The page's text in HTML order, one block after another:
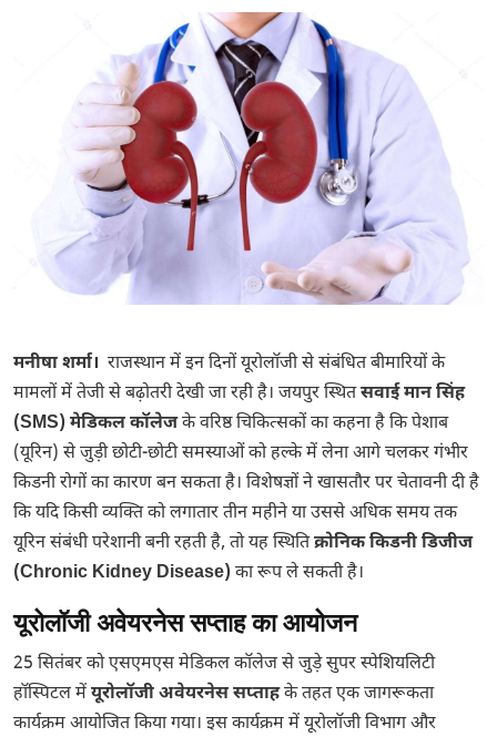
मनीषा शर्मा। राजस्थान में इन दिनों यूरोलॉजी से संबंधित बीमारियों के
मामलों में तेजी से बढ़ोतरी देखी जा रही है। जयपुर स्थितसवाई मान सिंह
(SMS) मेडिकल कॉलेजके वरिष्ठ चिकित्सकों का कहना है कि पेशाब
(यूरिन) से जुड़ी छोटी-छोटी समस्याओं को हल्के में लेना आगे चलकर गंभीर
किडनी रोगों का कारण बन सकता है। विशेषज्ञों ने खासतौर पर चेतावनी दी है
कि यदि किसी व्यक्ति को लगातार तीन महीने या उससे अधिक समय तक
यूरिन संबंधी परेशानी बनी रहती है, तो यह स्थितिक्रोनिक किडनी डिजीज
(Chronic Kidney Disease) का रूप ले सकती है।
यूरोलॉजी अवेयरनेस सप्ताह का आयोजन
25 सितंबर को एसएमएस मेडिकल कॉलेज से जुड़े सुपर स्पेशियलिटी
हॉस्पिटल मेंयूरोलॉजी अवेयरनेस सप्ताहके तहत एक जागरूकता
कार्यक्रम आयोजित किया गया। इस कार्यक्रम में यूरोलॉजी विभाग और